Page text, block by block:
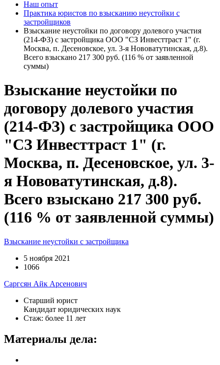
Наш опыт
Практика юристов по взысканию неустойки с
застройщиков
Взыскание неустойки по договору долевого участия
(214-ФЗ) с застройщика ООО "СЗ Инвесттраст 1" (г.
Москва, п. Десеновское, ул. 3-я Нововатутинская, д.8).
Всего взыскано 217 300 руб. (116 % от заявленной
суммы)
Взыскание неустойки по
договору долевого участия
(214-ФЗ) с застройщика ООО
"СЗ Инвесттраст 1" (г.
Москва, п. Десеновское, ул. 3-
я Нововатутинская, д.8).
Всего взыскано 217 300 руб.
(116 % от заявленной суммы)
Взыскание неустойки с застройщика
5 ноября 2021
1066
Саргсян Айк Арсенович
Старший юрист
Кандидат юридических наук
Стаж: более 11 лет
Материалы дела: